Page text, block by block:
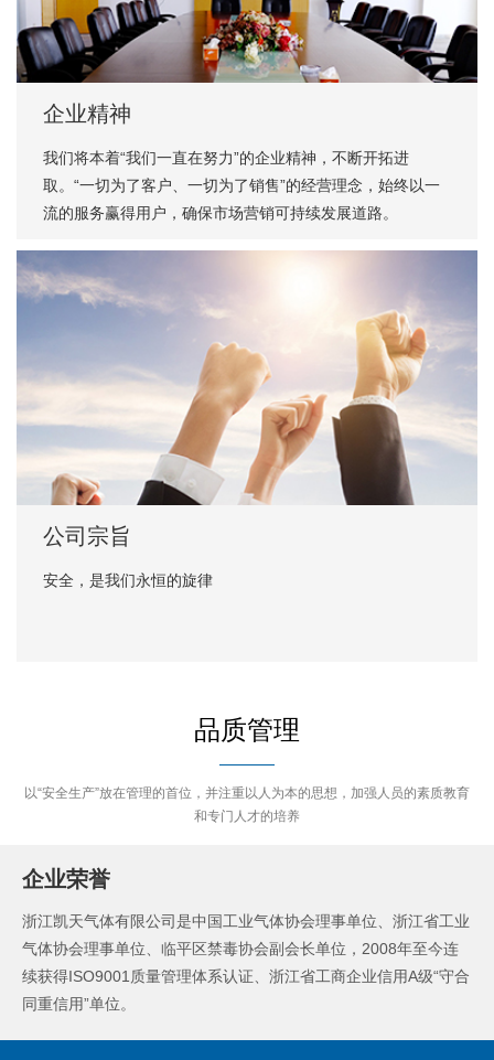
年疫情爆发以来，公司被浙江省经济和信息化厅列入省级疫
情防控应急物资迫切配套企业名单。
企业精神
我们将本着“我们一直在努力”的企业精神，不断开拓进
取。“一切为了客户、一切为了销售”的经营理念，始终以一
流的服务赢得用户，确保市场营销可持续发展道路。
公司宗旨
安全，是我们永恒的旋律
品质管理
以“安全生产”放在管理的首位，并注重以人为本的思想，加强人员的素质教育
和专门人才的培养
企业荣誉
浙江凯天气体有限公司是中国工业气体协会理事单位、浙江省工业
气体协会理事单位、临平区禁毒协会副会长单位，2008年至今连
续获得ISO9001质量管理体系认证、浙江省工商企业信用A级“守合
同重信用”单位。